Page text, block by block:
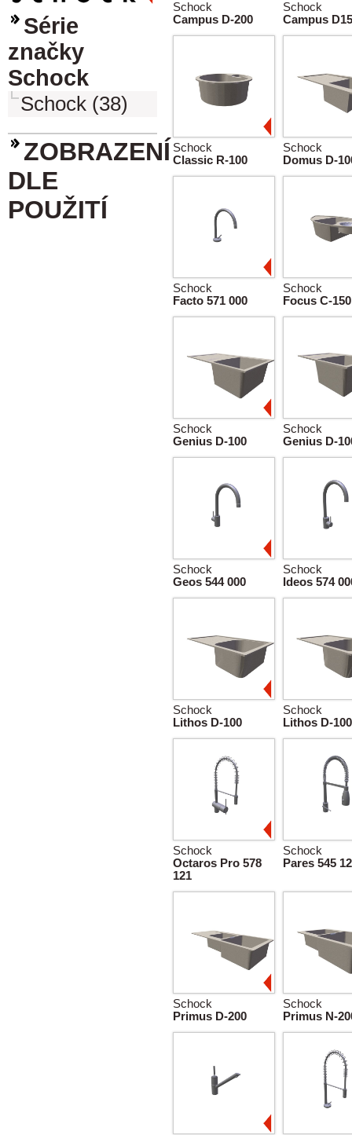
Série
značky
Schock
Schock (38)
ZOBRAZENÍ
DLE
POUŽITÍ
Schock
Campus D-200
Schock
Campus
Schock
Classic R-100
Schock
Domus D-
Schock
Facto 571 000
Schock
Focus C-150
Schock
Genius D-100
Schock
Genius D-
Schock
Geos 544 000
Schock
Ideos 574
Schock
Lithos D-100
Schock
Lithos D-
Schock
Octaros Pro 578
121
Schock
Pares 545
Schock
Primus D-200
Schock
Primus N-